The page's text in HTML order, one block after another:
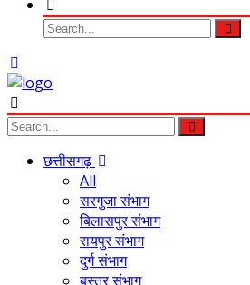
छत्तीसगढ़
All
सरगुजा संभाग
बिलासपुर संभाग
रायपुर संभाग
दुर्ग संभाग
बस्तर संभाग